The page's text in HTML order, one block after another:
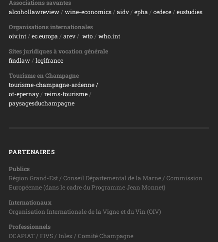
Associations savantes
alcohollawreview/ wine-economics/ aidv/ epha / cedece/ eustudies
Organisations internationales
oiv.int/ ec.europa / arev/ wto/ who.int
Sites juridiques à vocation générale
findlaw/ legifrance
Tourisme en Champagne
tourisme-champagne-ardenne /
ot-epernay/ reims-tourisme/
paysagesduchampagne
PARTENAIRES
Publics
Région Grand-Est / Conseil Départemental de la Marne / Commission
Européenne (dans le cadre du Programme Jean Monnet)
Internationaux
Organisation Internationale de la Vigne et du Vin (OIV)
Professionnels
OCAPIAT / FIVS / Inlex / Comité Champagne